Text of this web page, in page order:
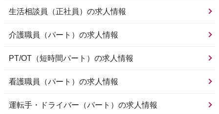
生活相談員（正社員）の求人情報
介護職員（パート）の求人情報
PT/OT（短時間パート）の求人情報
看護職員（パート）の求人情報
運転手・ドライバー（パート）の求人情報